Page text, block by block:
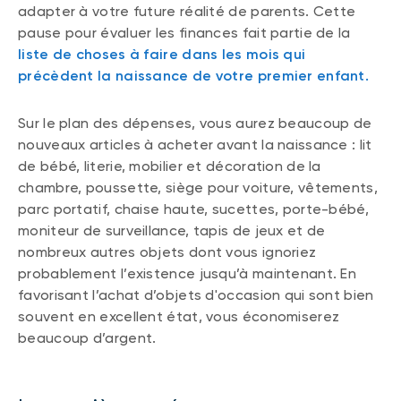
adapter à votre future réalité de parents. Cette
pause pour évaluer les finances fait partie de la
liste de choses à faire dans les mois qui
précèdent la naissance de votre premier enfant.
Sur le plan des dépenses, vous aurez beaucoup de
nouveaux articles à acheter avant la naissance : lit
de bébé, literie, mobilier et décoration de la
chambre, poussette, siège pour voiture, vêtements,
parc portatif, chaise haute, sucettes, porte-bébé,
moniteur de surveillance, tapis de jeux et de
nombreux autres objets dont vous ignoriez
probablement l’existence jusqu’à maintenant. En
favorisant l’achat d’objets d'occasion qui sont bien
souvent en excellent état, vous économiserez
beaucoup d’argent.